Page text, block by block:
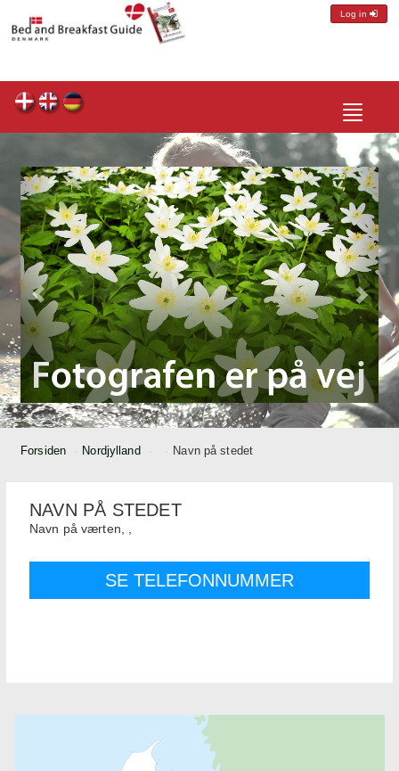
Log in
Toggle
Forsiden Nordjylland Navn på stedet
NAVN PÅ STEDET
Navn på værten,
SE TELEFONNUMMER